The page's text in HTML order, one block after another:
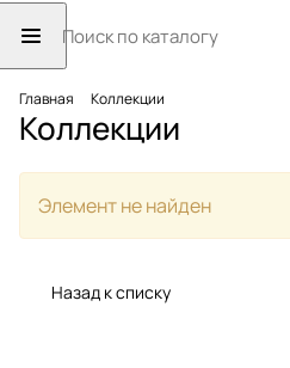
Главная Коллекции
Коллекции
Элемент не найден
Назад к списку